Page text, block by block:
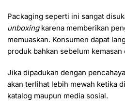
Packaging seperti ini sangat
unboxingkarena memberikan
memuaskan. Konsumen dapat
produk bahkan sebelum kemasan
Jika dipadukan dengan
akan terlihat lebih mewah ketika
katalog maupun media sosial.